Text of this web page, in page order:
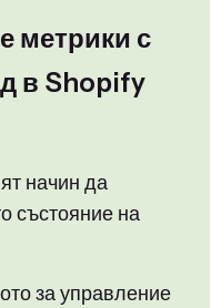
метрики с
в Shopify
начин да
състояние на
за управление